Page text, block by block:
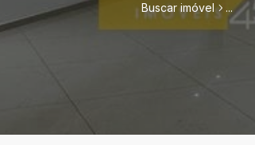
Buscar imóvel ...